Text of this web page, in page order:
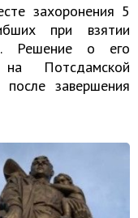
захоронения 5
при взятии
Решение о его
Потсдамской
завершения